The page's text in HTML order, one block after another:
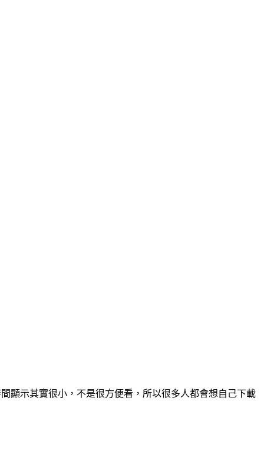
顯示其實很小，不是很方便看，所以很多人都會想自己下載